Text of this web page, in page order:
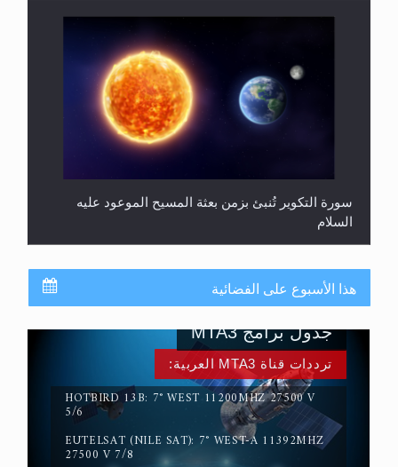
سورة التكوير تُنبئ بزمن بعثة المسيح الموعود عليه
السلام
حقيقة المسيح الدجال
هذا الأسبوع على الفضائية
ترددات قناة MTA3 العربية:
HOTBIRD 13B: 7° WEST 11200MHZ 27500 V
5/6
EUTELSAT (NILE SAT): 7° WEST-A 11392MHZ
27500 V 7/8
جدول برامج MTA3